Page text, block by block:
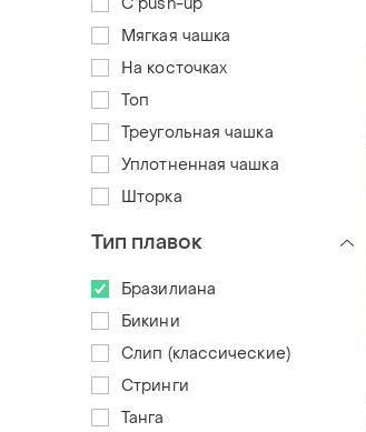
Мягкая чашка
На косточках
Топ
Треугольная чашка
Уплотненная чашка
Шторка
Тип плавок
Бразилиана
Бикини
Слип (классические)
Стринги
Танга